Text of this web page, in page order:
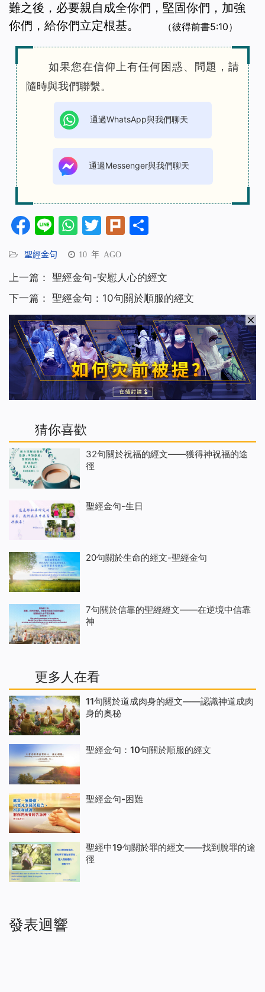
難之後，必要親自成全你們，堅固你們，加強
你們，給你們立定根基。
（彼得前書5:10）
如果您在信仰上有任何困惑、問題，請
隨時與我們聯繫。
通過WhatsApp與我們聊天
通過Messenger與我們聊天
Facebook
LineWhatsApp
Twitter
Plurk
聖經金句 10 年 AGO
上一篇： 聖經金句-安慰人心的經文
下一篇： 聖經金句：10句關於順服的經文
猜你喜歡
32句關於祝福的經文——獲得神祝福的途
徑
聖經金句-生日
20句關於生命的經文-聖經金句
7句關於信靠的聖經經文——在逆境中信靠
神
更多人在看
11句關於道成肉身的經文——認識神道成肉
身的奧秘
聖經金句：10句關於順服的經文
聖經金句-困難
聖經中19句關於罪的經文——找到脫罪的途
徑
發表迴響